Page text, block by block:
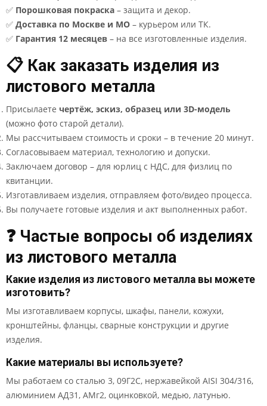
✅ Порошковая покраска – защита и декор.
✅ Доставка по Москве и МО – курьером или ТК.
✅ Гарантия 12 месяцев – на все изготовленные изделия.
📋 Как заказать изделия из
листового металла
Присылаете чертёж, эскиз, образец или 3D-модель
(можно фото старой детали).
Мы рассчитываем стоимость и сроки – в течение 20 минут.
Согласовываем материал, технологию и допуски.
Заключаем договор – для юрлиц с НДС, для физлиц по
квитанции.
Изготавливаем изделия, отправляем фото/видео процесса.
Вы получаете готовые изделия и акт выполненных работ.
❓ Частые вопросы об изделиях
из листового металла
Какие изделия из листового металла вы можете
изготовить?
Мы изготавливаем корпусы, шкафы, панели, кожухи,
кронштейны, фланцы, сварные конструкции и другие
изделия.
Какие материалы вы используете?
Мы работаем со сталью 3, 09Г2С, нержавейкой AISI 304/316,
алюминием АД31, АМг2, оцинковкой, медью, латунью.